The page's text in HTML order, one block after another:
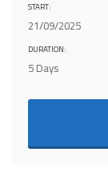
START:
21/09/2025
DURATION:
5 Days